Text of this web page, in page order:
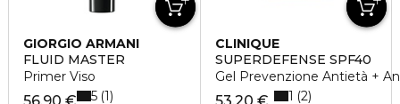
GIORGIO ARMANI
FLUID MASTER
Primer Viso
5 1
CLINIQUE
SUPERDEFENSE SPF40
Gel Prevenzione Antietà +
1 2